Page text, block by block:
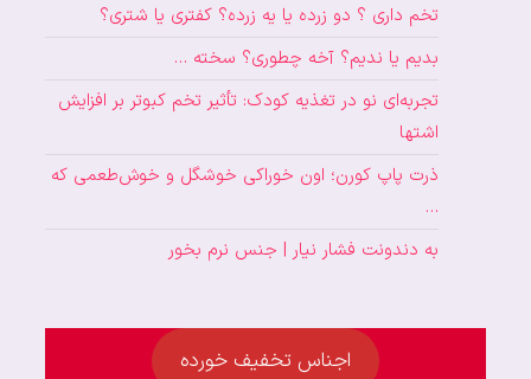
تخم داری ؟ دو زرده یا یه زرده؟ کفتری یا شتری؟
بدیم یا ندیم؟ آخه چطوری؟ سخته …
تجربه‌ای نو در تغذیه کودک: تأثیر تخم کبوتر بر افزایش
اشتها
ذرت پاپ کورن؛ اون خوراکی خوشگل و خوش‌طعمی که
…
به دندونت فشار نیار | جنس نرم بخور
اجناس تخفیف خورده